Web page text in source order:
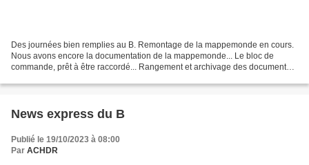
Des journées bien remplies au B. Remontage de la mappemonde en cours.
Nous avons encore la documentation de la mappemonde... Le bloc de
commande, prêt à être raccordé... Rangement et archivage des documents.
News express du B
Publié le 19/10/2023 à 08:00
Par ACHDR